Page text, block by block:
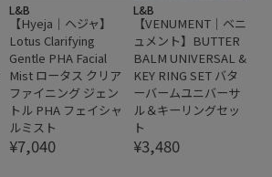
L&B
【Hyeja｜ヘジャ】
Lotus Clarifying
Gentle PHA Facial
Mist ロータス クリア
ファイニング ジェン
トル PHA フェイシャ
ルミスト
¥7,040
L&B
【VENUMENT｜ベニ
ュメント】BUTTER
BALM UNIVERSAL &
KEY RING SET バタ
ーバームユニバーサ
ル＆キーリングセッ
ト
¥3,480